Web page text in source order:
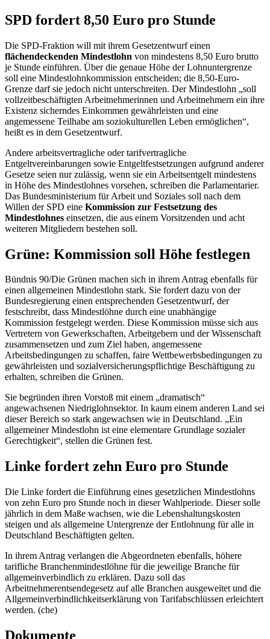
SPD fordert 8,50 Euro pro Stunde
Die SPD-Fraktion will mit ihrem Gesetzentwurf einen
flächendeckenden Mindestlohn von mindestens 8,50 Euro brutto
je Stunde einführen. Über die genaue Höhe der Lohnuntergrenze
soll eine Mindestlohnkommission entscheiden; die 8,50-Euro-
Grenze darf sie jedoch nicht unterschreiten. Der Mindestlohn „soll
vollzeitbeschäftigten Arbeitnehmerinnen und Arbeitnehmern ein ihre
Existenz sicherndes Einkommen gewährleisten und eine
angemessene Teilhabe am soziokulturellen Leben ermöglichen“,
heißt es in dem Gesetzentwurf.
Andere arbeitsvertragliche oder tarifvertragliche
Entgeltvereinbarungen sowie Entgeltfestsetzungen aufgrund anderer
Gesetze seien nur zulässig, wenn sie ein Arbeitsentgelt mindestens
in Höhe des Mindestlohnes vorsehen, schreiben die Parlamentarier.
Das Bundesministerium für Arbeit und Soziales soll nach dem
Willen der SPD eine Kommission zur Festsetzung des
Mindestlohnes einsetzen, die aus einem Vorsitzenden und acht
weiteren Mitgliedern bestehen soll.
Grüne: Kommission soll Höhe festlegen
Bündnis 90/Die Grünen machen sich in ihrem Antrag ebenfalls für
einen allgemeinen Mindestlohn stark. Sie fordert dazu von der
Bundesregierung einen entsprechenden Gesetzentwurf, der
festschreibt, dass Mindestlöhne durch eine unabhängige
Kommission festgelegt werden. Diese Kommission müsse sich aus
Vertretern von Gewerkschaften, Arbeitgebern und der Wissenschaft
zusammensetzen und zum Ziel haben, angemessene
Arbeitsbedingungen zu schaffen, faire Wettbewerbsbedingungen zu
gewährleisten und sozialversicherungspflichtige Beschäftigung zu
erhalten, schreiben die Grünen.
Sie begründen ihren Vorstoß mit einem „dramatisch“
angewachsenen Niedriglohnsektor. In kaum einem anderen Land sei
dieser Bereich so stark angewachsen wie in Deutschland. „Ein
allgemeiner Mindestlohn ist eine elementare Grundlage sozialer
Gerechtigkeit“, stellen die Grünen fest.
Linke fordert zehn Euro pro Stunde
Die Linke fordert die Einführung eines gesetzlichen Mindestlohns
von zehn Euro pro Stunde noch in dieser Wahlperiode. Dieser solle
jährlich in dem Maße wachsen, wie die Lebenshaltungskosten
steigen und als allgemeine Untergrenze der Entlohnung für alle in
Deutschland Beschäftigten gelten.
In ihrem Antrag verlangen die Abgeordneten ebenfalls, höhere
tarifliche Branchenmindestlöhne für die jeweilige Branche für
allgemeinverbindlich zu erklären. Dazu soll das
Arbeitnehmerentsendegesetz auf alle Branchen ausgeweitet und die
Allgemeinverbindlichkeitserklärung von Tarifabschlüssen erleichtert
werden. (che)
Dokumente